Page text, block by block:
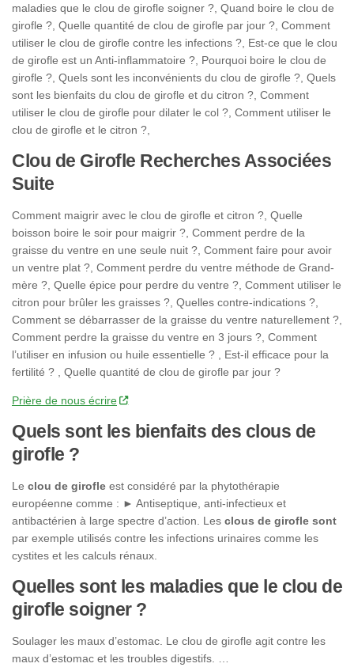
maladies que le clou de girofle soigner ?, Quand boire le clou de
girofle ?, Quelle quantité de clou de girofle par jour ?, Comment
utiliser le clou de girofle contre les infections ?, Est-ce que le clou
de girofle est un Anti-inflammatoire ?, Pourquoi boire le clou de
girofle ?, Quels sont les inconvénients du clou de girofle ?, Quels
sont les bienfaits du clou de girofle et du citron ?, Comment
utiliser le clou de girofle pour dilater le col ?, Comment utiliser le
clou de girofle et le citron ?,
Clou de Girofle Recherches Associées
Suite
Comment maigrir avec le clou de girofle et citron ?, Quelle
boisson boire le soir pour maigrir ?, Comment perdre de la
graisse du ventre en une seule nuit ?, Comment faire pour avoir
un ventre plat ?, Comment perdre du ventre méthode de Grand-
mère ?, Quelle épice pour perdre du ventre ?, Comment utiliser le
citron pour brûler les graisses ?, Quelles contre-indications ?,
Comment se débarrasser de la graisse du ventre naturellement ?,
Comment perdre la graisse du ventre en 3 jours ?, Comment
l’utiliser en infusion ou huile essentielle ? , Est-il efficace pour la
fertilité ? , Quelle quantité de clou de girofle par jour ?
Prière de nous écrire
Quels sont les bienfaits des clous de
girofle ?
Le clou de girofle est considéré par la phytothérapie
européenne comme : ► Antiseptique, anti-infectieux et
antibactérien à large spectre d’action. Les clous de girofle sont
par exemple utilisés contre les infections urinaires comme les
cystites et les calculs rénaux.
Quelles sont les maladies que le clou de
girofle soigner ?
Soulager les maux d’estomac. Le clou de girofle agit contre les
maux d’estomac et les troubles digestifs. …